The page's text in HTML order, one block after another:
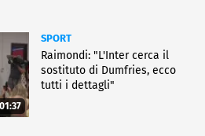
01:37
SPORT
Raimondi: "L'Inter cerca il
sostituto di Dumfries, ecco
tutti i dettagli"